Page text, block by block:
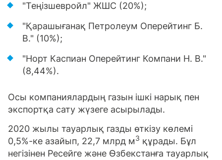
"Теңізшевройл" ЖШС (20%);
"Қарашығанақ Петролеум Оперейтинг Б.
В." (10%);
"Норт Каспиан Оперейтинг Компани Н. В."
(8,44%).
Осы компаниялардың газын ішкі нарық пен
экспортқа сату жүзеге асырылады.
2020 жылы тауарлық газды өткізу көлемі
0,5%-ке азайып, 22,7 млрд м3 құрады. Бұл
негізінен Ресейге және Өзбекстанға тауарлық